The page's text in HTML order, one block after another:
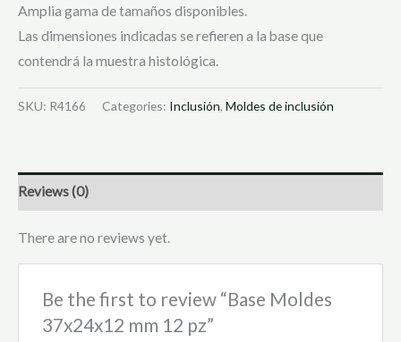
Amplia gama de tamaños disponibles.
Las dimensiones indicadas se refieren a la base que
contendrá la muestra histológica.
SKU: R4166 Categories: Inclusión, Moldes de inclusión
Reviews (0)
There are no reviews yet.
Be the first to review “Base Moldes
37x24x12 mm 12 pz”